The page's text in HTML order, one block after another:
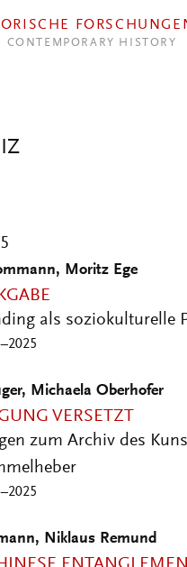
CONTEMPORARY HISTORY
Moritz Ege
als soziokulturelle
Michaela Oberhofer
VERSETZT
zum Archiv des
Niklaus Remund